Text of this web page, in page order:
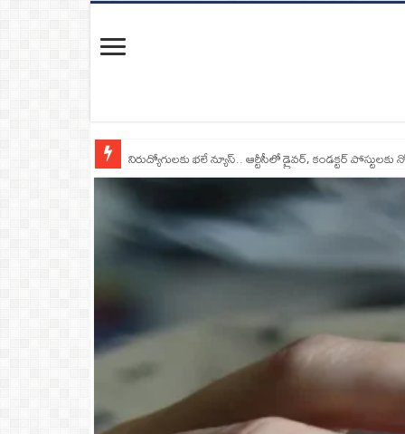
నిరుద్యోగులకు భలే న్యూస్.. ఆర్టీసీలో డ్రైవర్, కండక్టర్‌